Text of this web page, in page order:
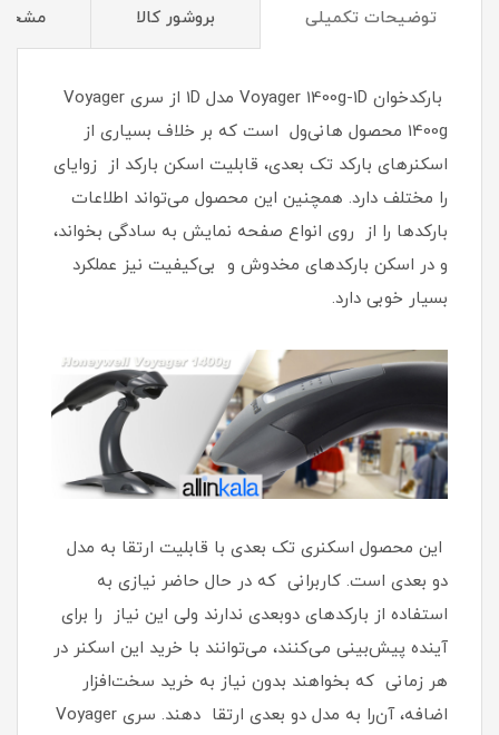
توضیحات تکمیلی بروشور کالا
بارکدخوان Voyager 1400g-1D مدل 1D از سری Voyager
1400g محصول هانی‌ول است که بر خلاف بسیاری از
اسکنرهای بارکد تک بعدی، قابلیت اسکن بارکد از زوایای
را مختلف دارد. همچنین این محصول می‌تواند اطلاعات
بارکدها را از روی انواع صفحه نمایش به سادگی بخواند،
و در اسکن بارکدهای مخدوش و بی‌کیفیت نیز عملکرد
بسیار خوبی دارد.
این محصول اسکنری تک بعدی با قابلیت ارتقا به مدل
دو بعدی است. کاربرانی که در حال حاضر نیازی به
استفاده از بارکدهای دوبعدی ندارند ولی این نیاز را برای
آینده پیش‌بینی می‌کنند، می‌توانند با خرید این اسکنر در
هر زمانی که بخواهند بدون نیاز به خرید سخت‌افزار
اضافه، آن‌را به مدل دو بعدی ارتقا دهند. سری Voyager